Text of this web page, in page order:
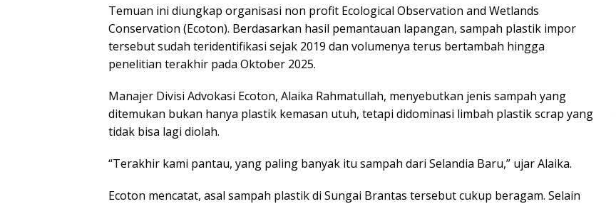
Temuan ini diungkap organisasi non profit Ecological Observation and Wetlands
Conservation (Ecoton). Berdasarkan hasil pemantauan lapangan, sampah plastik impor
tersebut sudah teridentifikasi sejak 2019 dan volumenya terus bertambah hingga
penelitian terakhir pada Oktober 2025.
Manajer Divisi Advokasi Ecoton, Alaika Rahmatullah, menyebutkan jenis sampah yang
ditemukan bukan hanya plastik kemasan utuh, tetapi didominasi limbah plastik scrap yang
tidak bisa lagi diolah.
“Terakhir kami pantau, yang paling banyak itu sampah dari Selandia Baru,” ujar Alaika.
Ecoton mencatat, asal sampah plastik di Sungai Brantas tersebut cukup beragam. Selain